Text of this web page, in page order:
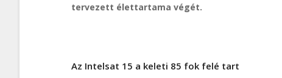
tervezett élettartama végét.
Az Intelsat 15 a keleti 85 fok felé tart